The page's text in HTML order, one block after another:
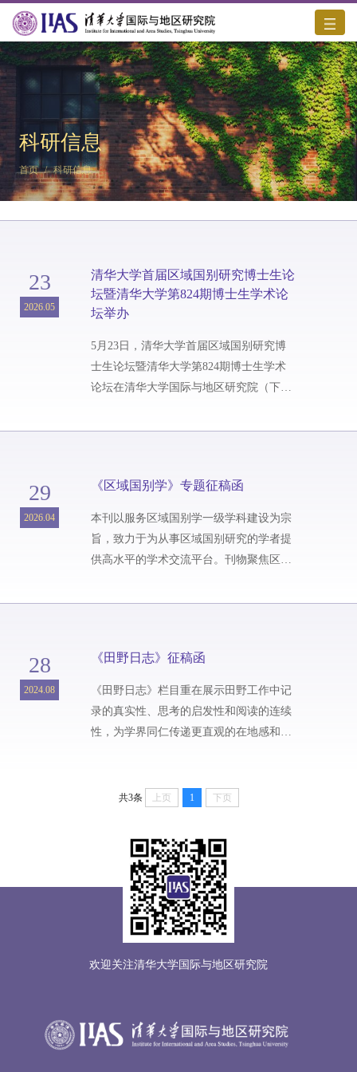
科研信息
首页 / 科研信息
23
2026.05
清华大学首届区域国别研究博士生论
坛暨清华大学第824期博士生学术论
坛举办
5月23日，清华大学首届区域国别研究博
士生论坛暨清华大学第824期博士生学术
论坛在清华大学国际与地区研究院（下
研究：经验、理论与方法”为主题，来自
方法创新与经验研究展开交流。开幕式合
影当天上午，论坛开幕式在地区研究院阶
梯教室举行。地区研究院院长姜景奎教
授、清华大学团委副书记傅宇杰、复旦大
29
2026.04
《区域国别学》专题征稿函
本刊以服务区域国别学一级学科建设为宗
旨，致力于为从事区域国别研究的学者提
供高水平的学术交流平台。刊物聚焦区域
推动学科知识生产及相关研究方法路径的
28
2024.08
《田野日志》征稿函
《田野日志》栏目重在展示田野工作中记
录的真实性、思考的启发性和阅读的连续
性，为学界同仁传递更直观的在地感和更
共3条 上页 1 下页
欢迎关注清华大学国际与地区研究院